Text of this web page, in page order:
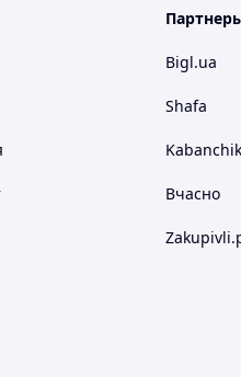
Bigl.ua
Shafa
Вчасно